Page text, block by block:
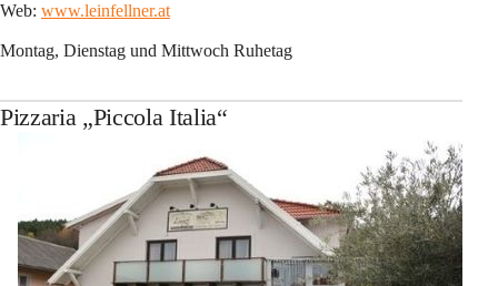
Web: www.leinfellner.at
Montag, Dienstag und Mittwoch Ruhetag
Pizzaria „Piccola Italia“